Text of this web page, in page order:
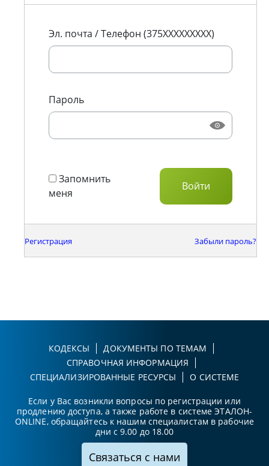
Эл. почта / Телефон (375XXXXXXXXX)
Пароль
Запомнить
меня
Регистрация Забыли пароль?
КОДЕКСЫ
ДОКУМЕНТЫ ПО ТЕМАМ
СПРАВОЧНАЯ ИНФОРМАЦИЯ
СПЕЦИАЛИЗИРОВАННЫЕ РЕСУРСЫ
О СИСТЕМЕ
Если у Вас возникли вопросы по регистрации или
продлению доступа, а также работе в системе ЭТАЛОН-
ONLINE, обращайтесь к нашим специалистам в рабочие
дни с 9.00 до 18.00
Связаться с нами